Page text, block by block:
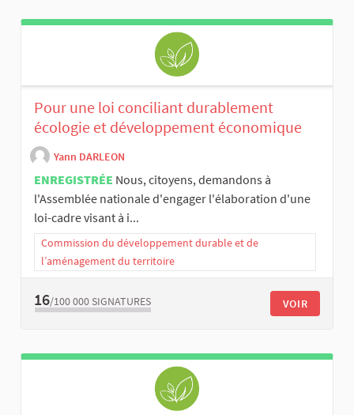
Pour une loi conciliant durablement
écologie et développement économique
Yann DARLEON
ENREGISTRÉE Nous, citoyens, demandons à
l'Assemblée nationale d'engager l'élaboration d'une
loi-cadre visant à i...
Commission du développement durable et de
l’aménagement du territoire
16/100 000 SIGNATURES VOIR